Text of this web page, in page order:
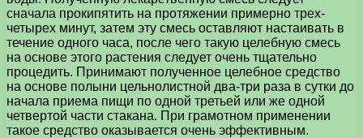
сначала прокипятить на протяжении примерно трех-
четырех минут, затем эту смесь оставляют настаивать в
течение одного часа, после чего такую целебную смесь
на основе этого растения следует очень тщательно
процедить. Принимают полученное целебное средство
на основе полыни цельнолистной два-три раза в сутки до
начала приема пищи по одной третьей или же одной
четвертой части стакана. При грамотном применении
такое средство оказывается очень эффективным.